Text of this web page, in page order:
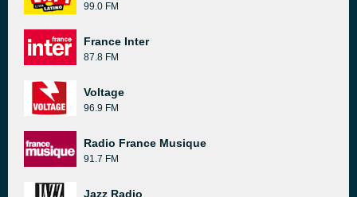
99.0 FM
France Inter
87.8 FM
Voltage
96.9 FM
Radio France Musique
91.7 FM
Jazz Radio